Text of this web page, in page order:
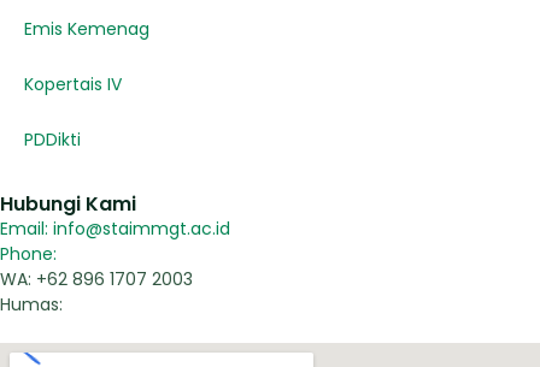
Emis Kemenag
Kopertais IV
PDDikti
Hubungi Kami
Email: info@staimmgt.ac.id
Phone:
WA: +62 896 1707 2003
Humas: